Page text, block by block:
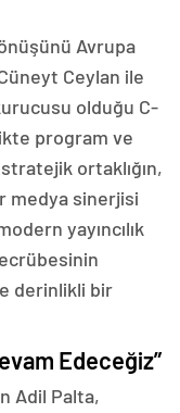
Avrupa
Ceylan ile
olduğu C-
program ve
ortaklığın,
medya sinerjisi
yayıncılık
derinlikli bir
Edeceğiz”
Adil Palta,